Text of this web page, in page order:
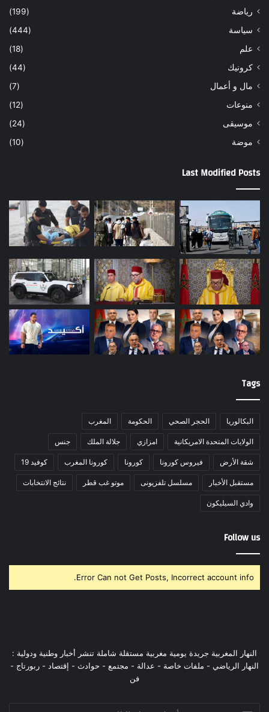
رياضة
(199)
سياسة
(444)
علم
(18)
كرونيك
(44)
مال و أعمال
(7)
منوعات
(12)
موسيقى
(24)
موضة
(10)
Last Modified Posts
Tags
البكالوريا الحجر الصحي الحكومة المغرب
الولايات المتحدة الامريكانية امزازي جلالة الملك جنس
شقة الأرض فيروس كورونا كورونا كورونا المغرب كوفيد 19
مستقبل الأخبار مسلسل تلفزيونى موتو غب قطر نتائج الانتخابات
وادي السيليكون
Follow us
Error Can not Get Posts, Incorrect account info.
النهار المغربية جريدة يومية مغربية مستقلة شاملة تنشر أخبار وطنية ودولية :
النهار الرياضي - ملفات خاصة - عدالة - مجتمع - حوادث - إقتصاد - ربورتاج -
فن
أدخل